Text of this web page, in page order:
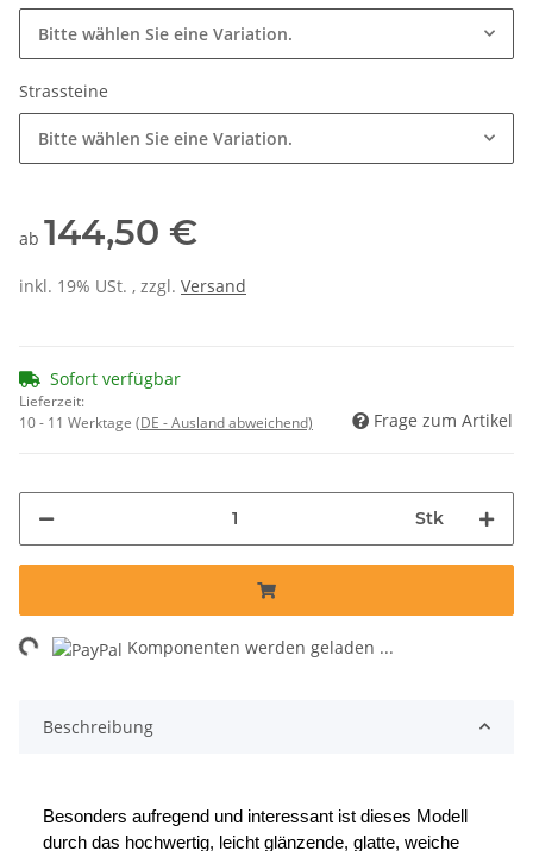
Bitte wählen Sie eine Variation.
Strassteine
Bitte wählen Sie eine Variation.
ab 144,50 €
inkl. 19% USt. , zzgl. Versand
Sofort verfügbar
Lieferzeit:
10 - 11 Werktage (DE - Ausland abweichend) Frage zum Artikel
Stk
Komponenten werden geladen ...
Beschreibung
Besonders aufregend und interessant ist dieses Modell
durch das hochwertig, leicht glänzende, glatte, weiche